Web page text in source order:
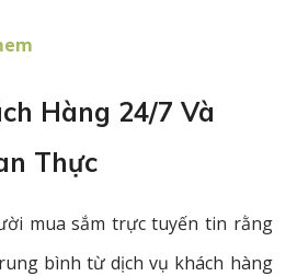
Hàng 24/7 Và
Thực
mua sắm trực tuyến tin rằng
bình từ dịch vụ khách hàng